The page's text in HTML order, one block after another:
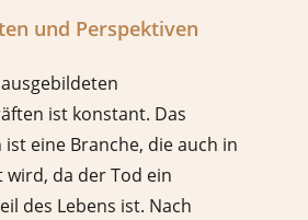
und Perspektiven
ist konstant. Das
eine Branche, die auch in
da der Tod ein
des Lebens ist. Nach